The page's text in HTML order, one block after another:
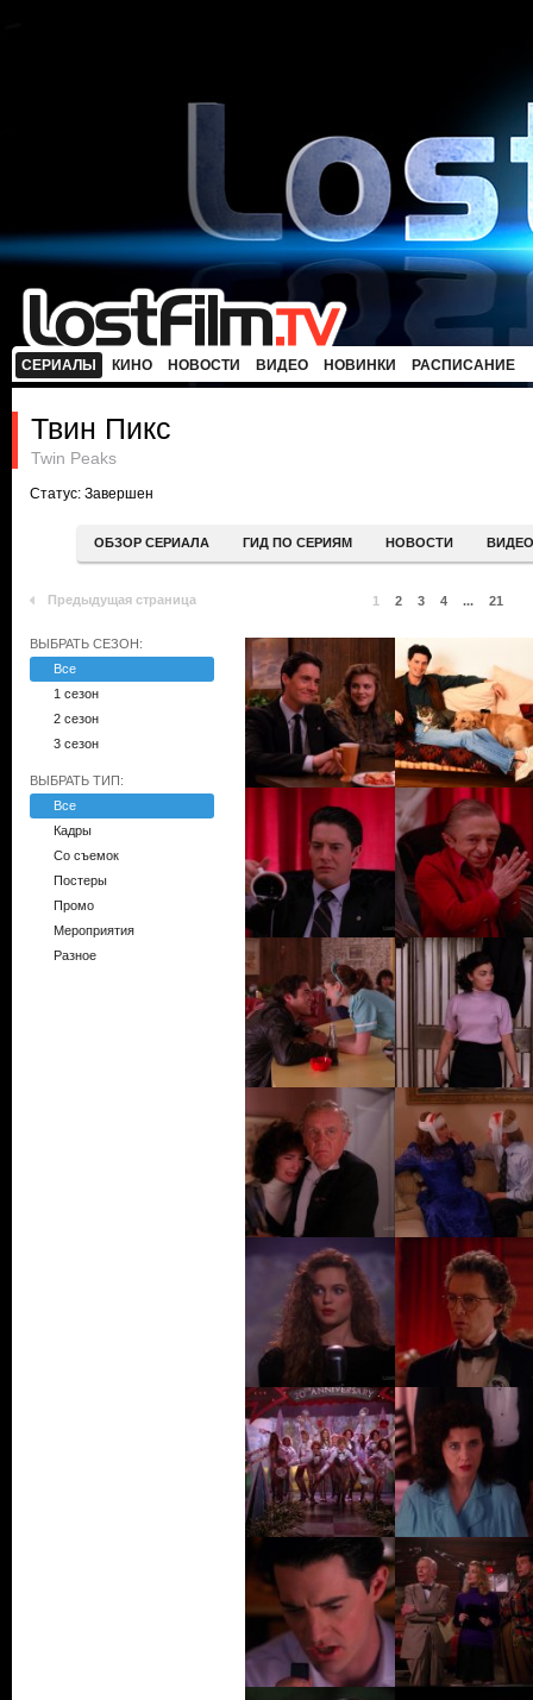
СЕРИАЛЫ КИНО НОВОСТИ ВИДЕО НОВИНКИ РАСПИСАНИЕ
Твин Пикс
Twin Peaks
Статус: Завершен
ОБЗОР СЕРИАЛА ГИД ПО СЕРИЯМ НОВОСТИ ВИДЕО
Предыдущая страница 1 2 3 4 ... 21
ВЫБРАТЬ СЕЗОН:
Все
1 сезон
2 сезон
3 сезон
ВЫБРАТЬ ТИП:
Все
Кадры
Со съемок
Постеры
Промо
Мероприятия
Разное